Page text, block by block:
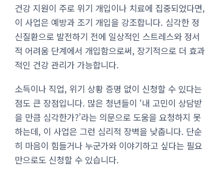
건강 지원이 주로 위기 개입이나 치료에 집중되었다면,
이 사업은 예방과 조기 개입을 강조합니다. 심각한 정
신질환으로 발전하기 전에 일상적인 스트레스와 정서
적 어려움 단계에서 개입함으로써, 장기적으로 더 효과
적인 건강 관리가 가능합니다.
소득이나 직업, 위기 상황 증명 없이 신청할 수 있다는
점도 큰 장점입니다. 많은 청년들이 ‘내 고민이 상담받
을 만큼 심각한가?’라는 의문으로 도움을 요청하지 못
하는데, 이 사업은 그런 심리적 장벽을 낮춥니다. 단순
히 마음이 힘들거나 누군가와 이야기하고 싶다는 필요
만으로도 신청할 수 있습니다.